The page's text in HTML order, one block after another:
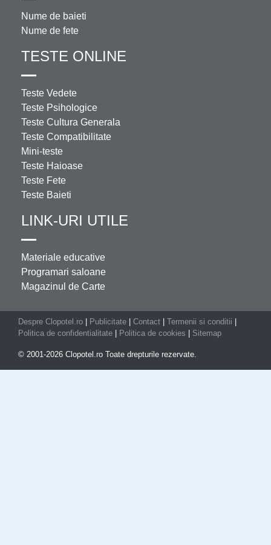
Nume de baieti
Nume de fete
TESTE ONLINE
Teste Vedete
Teste Psihologice
Teste Cultura Generala
Teste Compatibilitate
Mini-teste
Teste Haioase
Teste Fete
Teste Baieti
LINK-URI UTILE
Materiale educative
Programari saloane
Magazinul de Carte
Despre Clopotel.ro Publicitate Contact Termenii si conditii
Politica de confidentialitate
Politica de cookies Sitemap
© 2001-2026 Clopotel.ro Toate drepturile rezervate.